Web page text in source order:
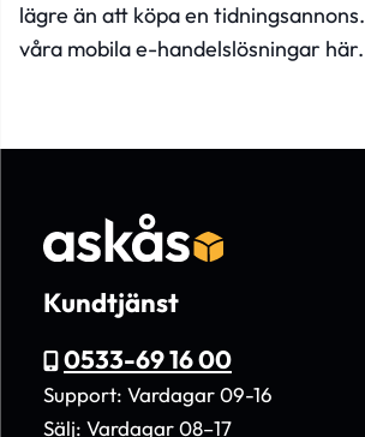
lägre än att köpa en tidningsannons.
våra mobila e-handelslösningar här.
Kundtjänst
0533-69 16 00
Support: Vardagar 09-16
Sälj: Vardagar 08–17